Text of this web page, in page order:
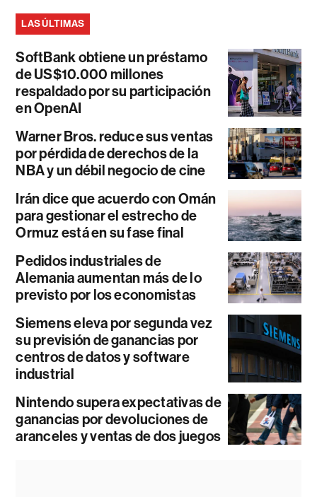
LAS ÚLTIMAS
SoftBank obtiene un préstamo
de US$10.000 millones
respaldado por su participación
en OpenAI
Warner Bros. reduce sus ventas
por pérdida de derechos de la
NBA y un débil negocio de cine
Irán dice que acuerdo con Omán
para gestionar el estrecho de
Ormuz está en su fase final
Pedidos industriales de
Alemania aumentan más de lo
previsto por los economistas
Siemens eleva por segunda vez
su previsión de ganancias por
centros de datos y software
industrial
Nintendo supera expectativas de
ganancias por devoluciones de
aranceles y ventas de dos juegos